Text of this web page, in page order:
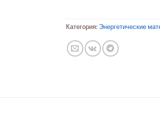
Категория: Энергетические